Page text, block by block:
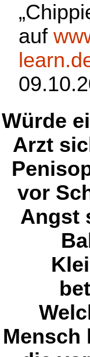
auf
Würde
Arzt
vor
Angst
Mensch